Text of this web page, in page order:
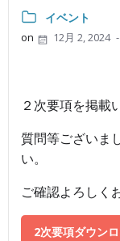
イベント
on 12月 2, 2024 -
２次要項を掲載
質問等ございま
い。
ご確認よろしく
2次要項ダウン